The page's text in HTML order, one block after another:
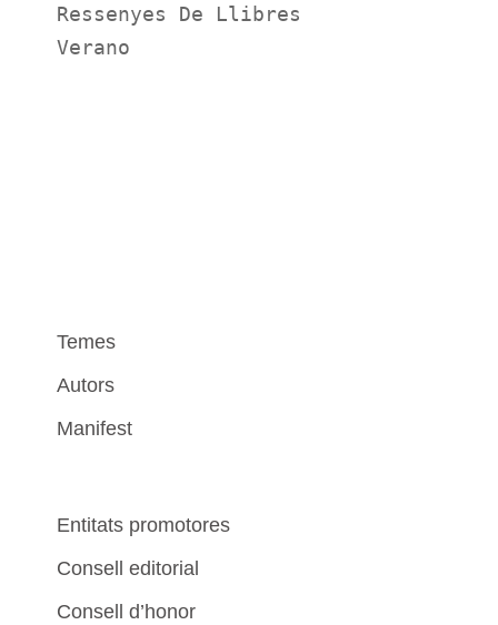
Ressenyes De Llibres
Verano
Temes
Autors
Manifest
Entitats promotores
Consell editorial
Consell d’honor